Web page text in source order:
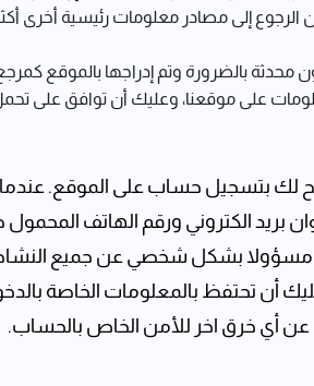
إلى مصادر معلومات رئيسية أخرى
محدثة بالضرورة وتم إدراجها بالموقع
على موقعنا، وعليك أن توافق على
بتسجيل حساب على الموقع.
الكتروني ورقم الهاتف
مسؤولا بشكل شخصي عن جميع
تحتفظ بالمعلومات الخاصة
أي خرق اخر للأمن الخاص بالحساب.